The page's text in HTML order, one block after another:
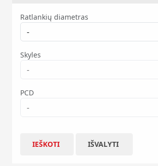
Ratlankių diametras
-
Skyles
-
PCD
-
IEŠKOTI IŠVALYTI